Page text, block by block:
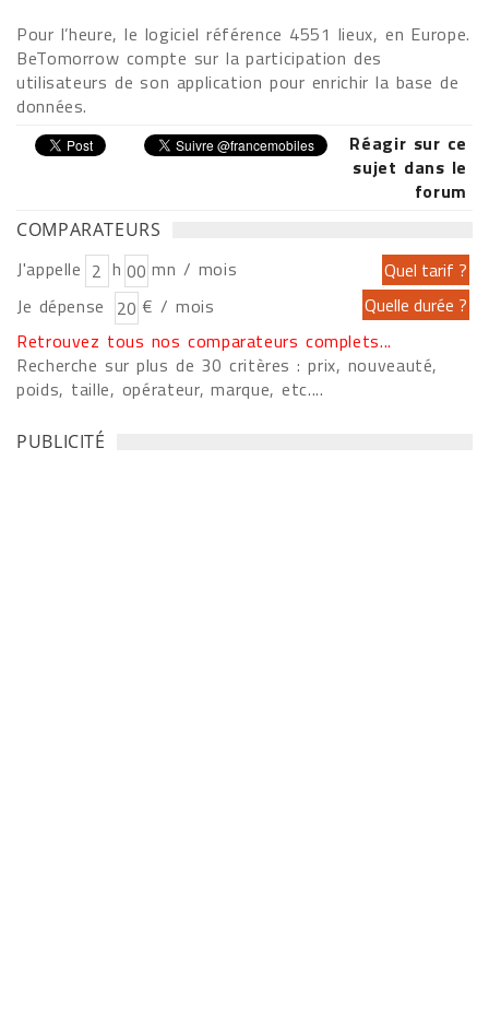
Pour l’heure, le logiciel référence 4551 lieux, en Europe.
BeTomorrow compte sur la participation des
utilisateurs de son application pour enrichir la base de
données.
Réagir sur ce
sujet dans le
forum
COMPARATEURS
J'appelle h
mn / mois
Je dépense
€ / mois
Retrouvez tous nos comparateurs complets...
Recherche sur plus de 30 critères : prix, nouveauté,
poids, taille, opérateur, marque, etc....
PUBLICITÉ